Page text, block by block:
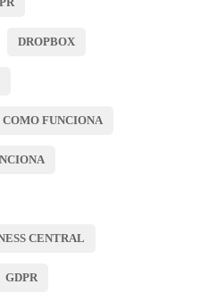
DROPBOX
COMO FUNCIONA
CENTRAL
GDPR